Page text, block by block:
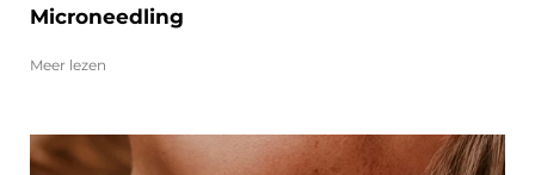
Microneedling
Meer lezen